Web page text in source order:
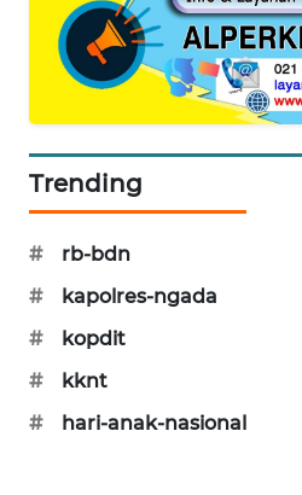
Trending
#
rb-bdn
#
kapolres-ngada
#
kopdit
#
kknt
#
hari-anak-nasional
ENERGI
NEWS
CILEUNGSI
BERKAT
BERAMPU
NEWS
ANUGERAH
NEWS